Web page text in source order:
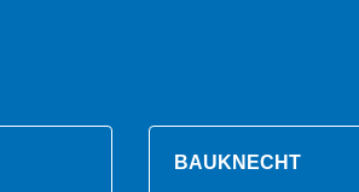
BAUKNECHT